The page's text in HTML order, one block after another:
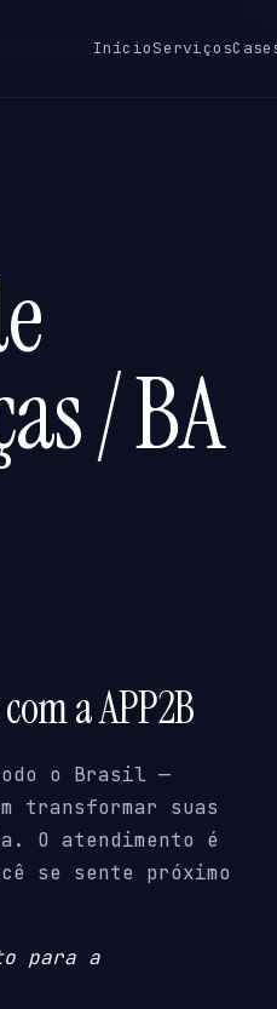
InícioServiços
/ BA
a APP2B
o Brasil —
transformar suas
O atendimento é
se sente próximo
para a